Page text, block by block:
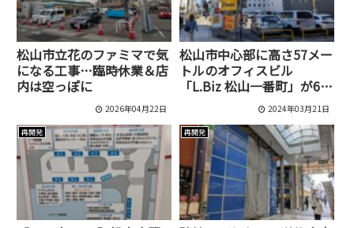
松山市立花のファミマで気
になる工事…臨時休業＆店
内は空っぽに
2026年04月22日
松山市中心部に高さ57メー
トルのオフィスビル
「L.Biz 松山一番町」が6月
2024年03月21日
再開発 再開発